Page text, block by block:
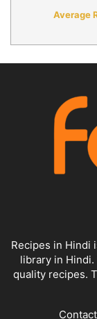
Average
Recipes in Hindi
library in
quality recipes.